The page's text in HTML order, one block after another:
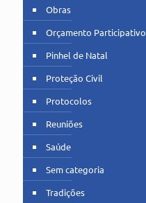
Obras
Orçamento Participativo
Pinhel de Natal
Proteção Civil
Protocolos
Reuniões
Saúde
Sem categoria
Tradições